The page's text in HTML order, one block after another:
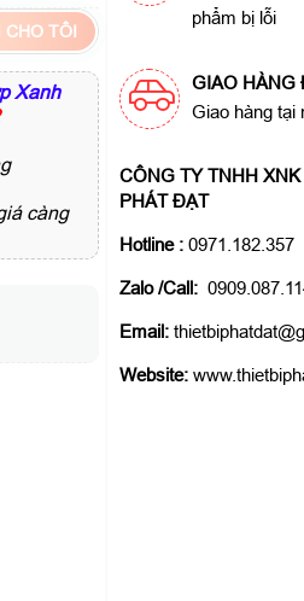
TÔI
Xanh
càng
phẩm bị lỗi
GIAO HÀNG
Giao hàng tại
CÔNG TY TNHH
PHÁT ĐẠT
Hotline : 0971.182.357
Zalo /Call:
Email:
Website: